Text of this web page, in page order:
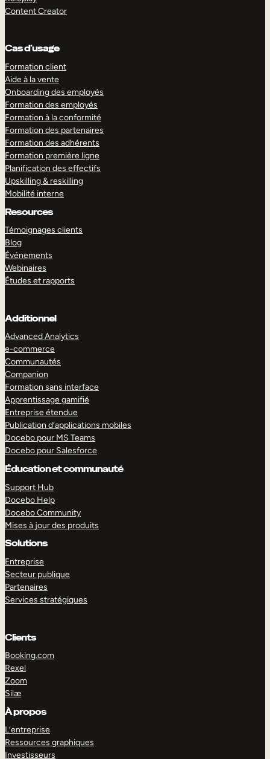
Content Creator
Cas d’usage
Formation client
Aide à la vente
Onboarding des employés
Formation des employés
Formation à la conformité
Formation des partenaires
Formation des adhérents
Formation première ligne
Planification des effectifs
Upskilling & reskilling
Mobilité interne
Resources
Témoignages clients
Blog
Événements
Webinaires
Études et rapports
Additionnel
Advanced Analytics
e-commerce
Communautés
Companion
Formation sans interface
Apprentissage gamifié
Entreprise étendue
Publication d’applications mobiles
Docebo pour MS Teams
Docebo pour Salesforce
Éducation et communauté
Support Hub
Docebo Help
Docebo Community
Mises à jour des produits
Solutions
Entreprise
Secteur publique
Partenaires
Services stratégiques
Clients
Booking.com
Rexel
Zoom
Silæ
À propos
L’entreprise
Ressources graphiques
Investisseurs